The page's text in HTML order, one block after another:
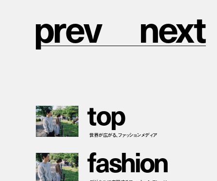
prev next
top
世界が広がる、ファッションメディア
fashion